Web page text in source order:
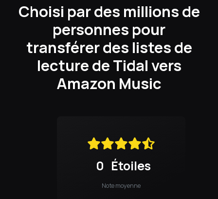
Choisi par des millions de
personnes pour
transférer des listes de
lecture de Tidal vers
Amazon Music
0 Étoiles
Note moyenne